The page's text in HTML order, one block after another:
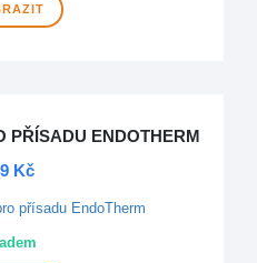
PŘÍSADU ENDOTHERM
Kč